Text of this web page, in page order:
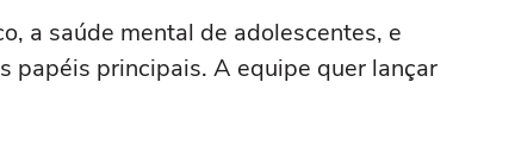
a saúde mental de adolescentes, e
papéis principais. A equipe quer lançar